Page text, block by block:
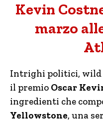
Kevin
marzo
Intrighi politici, wild
il premio Oscar
ingredienti che
Yellowstone, una